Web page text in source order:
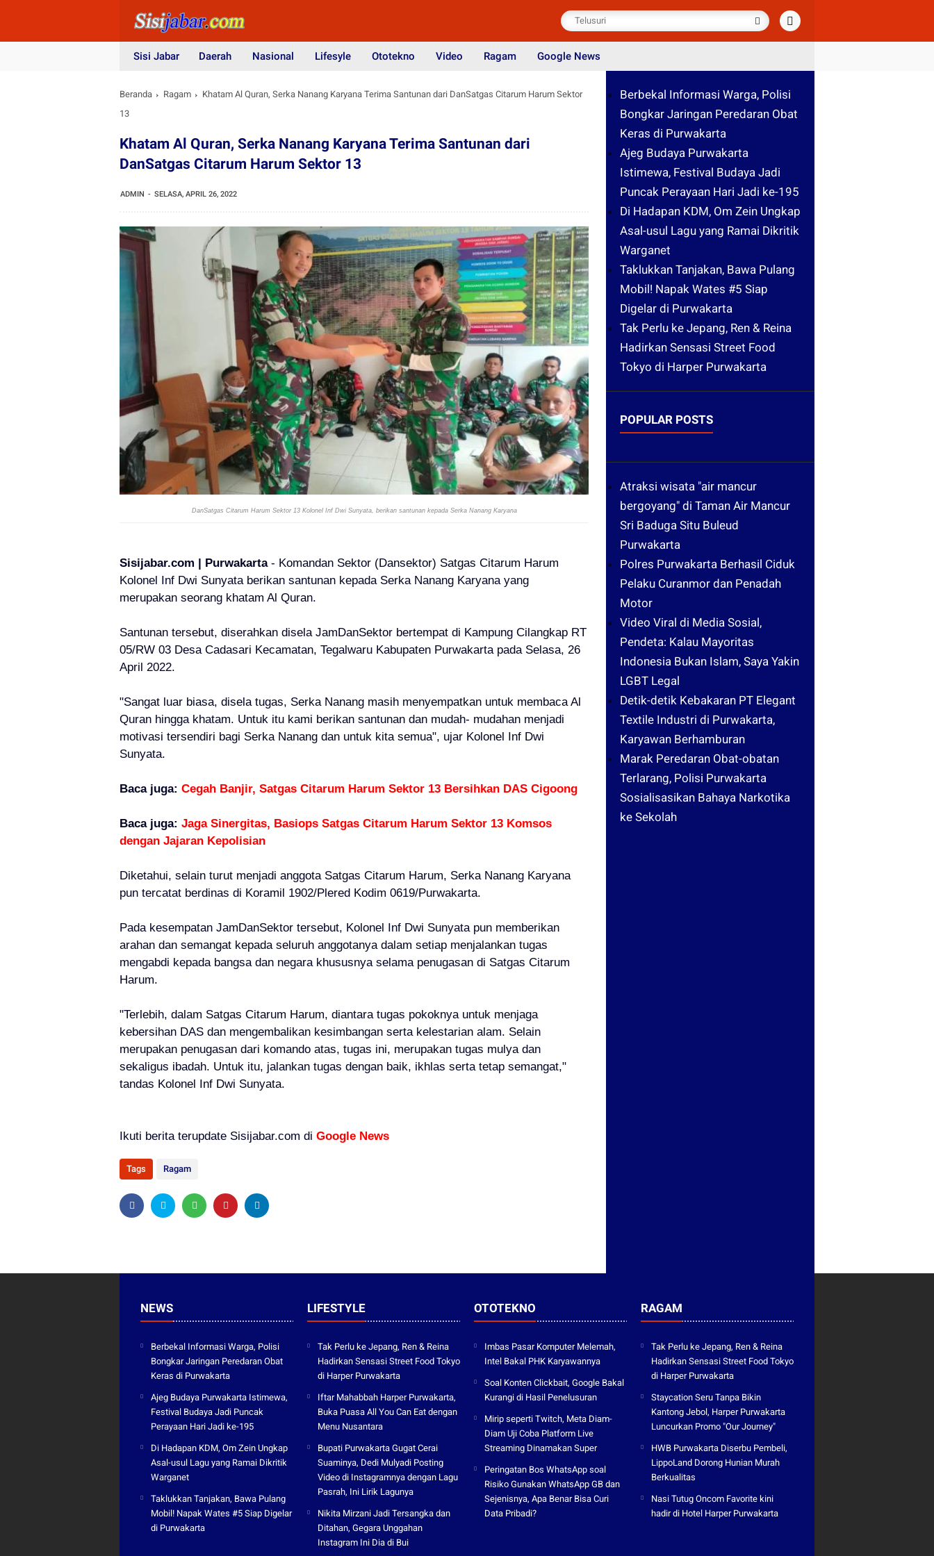
Sisi Jabar Daerah Nasional Lifesyle Ototekno Video Ragam Google News
Beranda Ragam
Khatam Al Quran, Serka Nanang Karyana Terima Santunan dari DanSatgas Citarum Harum Sektor
13
Khatam Al Quran, Serka Nanang Karyana Terima Santunan dari
DanSatgas Citarum Harum Sektor 13
ADMIN SELASA, APRIL 26, 2022
DanSatgas Citarum Harum Sektor 13 Kolonel Inf Dwi Sunyata, berikan santunan kepada Serka Nanang Karyana
Sisijabar.com | Purwakarta- Komandan Sektor (Dansektor) Satgas Citarum Harum
Kolonel Inf Dwi Sunyata berikan santunan kepada Serka Nanang Karyana yang
merupakan seorang khatam Al Quran.
Santunan tersebut, diserahkan disela JamDanSektor bertempat di Kampung Cilangkap RT
05/RW 03 Desa Cadasari Kecamatan, Tegalwaru Kabupaten Purwakarta pada Selasa, 26
April 2022.
"Sangat luar biasa, disela tugas, Serka Nanang masih menyempatkan untuk membaca Al
Quran hingga khatam. Untuk itu kami berikan santunan dan mudah- mudahan menjadi
motivasi tersendiri bagi Serka Nanang dan untuk kita semua", ujar Kolonel Inf Dwi
Sunyata.
Baca juga: Cegah Banjir, Satgas Citarum Harum Sektor 13 Bersihkan DAS Cigoong
Baca juga: Jaga Sinergitas, Basiops Satgas Citarum Harum Sektor 13 Komsos
dengan Jajaran Kepolisian
Diketahui, selain turut menjadi anggota Satgas Citarum Harum, Serka Nanang Karyana
pun tercatat berdinas di Koramil 1902/Plered Kodim 0619/Purwakarta.
Pada kesempatan JamDanSektor tersebut, Kolonel Inf Dwi Sunyata pun memberikan
arahan dan semangat kepada seluruh anggotanya dalam setiap menjalankan tugas
mengabdi kepada bangsa dan negara khususnya selama penugasan di Satgas Citarum
Harum.
"Terlebih, dalam Satgas Citarum Harum, diantara tugas pokoknya untuk menjaga
kebersihan DAS dan mengembalikan kesimbangan serta kelestarian alam. Selain
merupakan penugasan dari komando atas, tugas ini, merupakan tugas mulya dan
sekaligus ibadah. Untuk itu, jalankan tugas dengan baik, ikhlas serta tetap semangat,"
tandas Kolonel Inf Dwi Sunyata.
Ikuti berita terupdate Sisijabar.com di Google News
Tags Ragam
Berbekal Informasi Warga, Polisi
Bongkar Jaringan Peredaran Obat
Keras di Purwakarta
Ajeg Budaya Purwakarta
Istimewa, Festival Budaya Jadi
Puncak Perayaan Hari Jadi ke-195
Di Hadapan KDM, Om Zein Ungkap
Asal-usul Lagu yang Ramai Dikritik
Warganet
Taklukkan Tanjakan, Bawa Pulang
Mobil! Napak Wates #5 Siap
Digelar di Purwakarta
Tak Perlu ke Jepang, Ren & Reina
Hadirkan Sensasi Street Food
Tokyo di Harper Purwakarta
POPULAR POSTS
Atraksi wisata "air mancur
bergoyang" di Taman Air Mancur
Sri Baduga Situ Buleud
Purwakarta
Polres Purwakarta Berhasil Ciduk
Pelaku Curanmor dan Penadah
Motor
Video Viral di Media Sosial,
Pendeta: Kalau Mayoritas
Indonesia Bukan Islam, Saya Yakin
LGBT Legal
Detik-detik Kebakaran PT Elegant
Textile Industri di Purwakarta,
Karyawan Berhamburan
Marak Peredaran Obat-obatan
Terlarang, Polisi Purwakarta
Sosialisasikan Bahaya Narkotika
ke Sekolah
NEWS
Berbekal Informasi Warga, Polisi
Bongkar Jaringan Peredaran Obat
Keras di Purwakarta
Ajeg Budaya Purwakarta Istimewa,
Festival Budaya Jadi Puncak
Perayaan Hari Jadi ke-195
Di Hadapan KDM, Om Zein Ungkap
Asal-usul Lagu yang Ramai Dikritik
Warganet
Taklukkan Tanjakan, Bawa Pulang
Mobil! Napak Wates #5 Siap Digelar
di Purwakarta
LIFESTYLE
Tak Perlu ke Jepang, Ren & Reina
Hadirkan Sensasi Street Food Tokyo
di Harper Purwakarta
Iftar Mahabbah Harper Purwakarta,
Buka Puasa All You Can Eat dengan
Menu Nusantara
Bupati Purwakarta Gugat Cerai
Suaminya, Dedi Mulyadi Posting
Video di Instagramnya dengan Lagu
Pasrah, Ini Lirik Lagunya
Nikita Mirzani Jadi Tersangka dan
Ditahan, Gegara Unggahan
Instagram Ini Dia di Bui
OTOTEKNO
Imbas Pasar Komputer Melemah,
Intel Bakal PHK Karyawannya
Soal Konten Clickbait, Google Bakal
Kurangi di Hasil Penelusuran
Mirip seperti Twitch, Meta Diam-
Diam Uji Coba Platform Live
Streaming Dinamakan Super
Peringatan Bos WhatsApp soal
Risiko Gunakan WhatsApp GB dan
Sejenisnya, Apa Benar Bisa Curi
Data Pribadi?
RAGAM
Tak Perlu ke Jepang, Ren & Reina
Hadirkan Sensasi Street Food Tokyo
di Harper Purwakarta
Staycation Seru Tanpa Bikin
Kantong Jebol, Harper Purwakarta
Luncurkan Promo "Our Journey"
HWB Purwakarta Diserbu Pembeli,
LippoLand Dorong Hunian Murah
Berkualitas
Nasi Tutug Oncom Favorite kini
hadir di Hotel Harper Purwakarta